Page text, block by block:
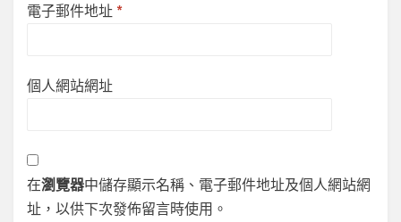
電子郵件地址 *
個人網站網址
在瀏覽器中儲存顯示名稱、電子郵件地址及個人網站網
址，以供下次發佈留言時使用。